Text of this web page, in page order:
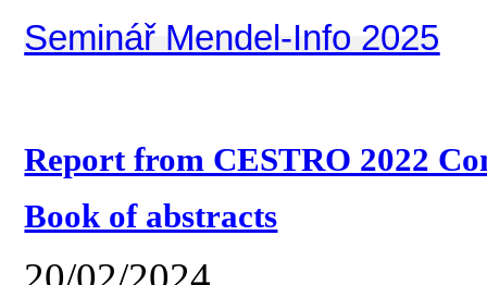
Seminář Mendel-Info 2025
Report from CESTRO 2022
Book of abstracts